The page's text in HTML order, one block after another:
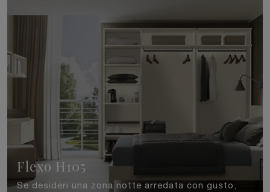
Flexo H105
Se desideri una zona notte arredata con gusto,